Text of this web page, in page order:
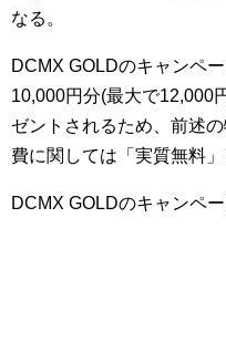
なる。
DCMX GOLDのキャンペ
10,000円分(最大で12,000
ゼントされるため、前述
費に関しては「実質無料
DCMX GOLDのキャンペ